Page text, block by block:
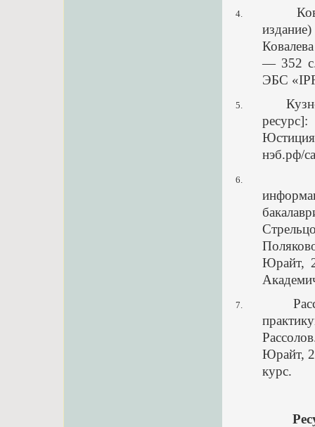
4.
— 352
ЭБС
5.
нэб.рф/
6.
Юрайт,
7.
Юрайт,
курс.